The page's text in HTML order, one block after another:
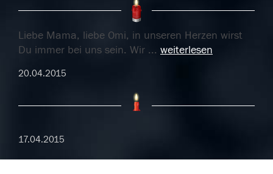
Liebe Mama, liebe Omi, in unseren Herzen wirst
Du immer bei uns sein. Wir ... weiterlesen
20.04.2015
17.04.2015